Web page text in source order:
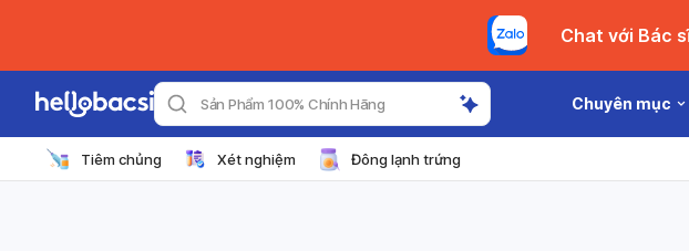
Sản Phẩm 100% Chính Hãng Chuyên mục
Tiêm chủng Xét nghiệm Đông lạnh trứng